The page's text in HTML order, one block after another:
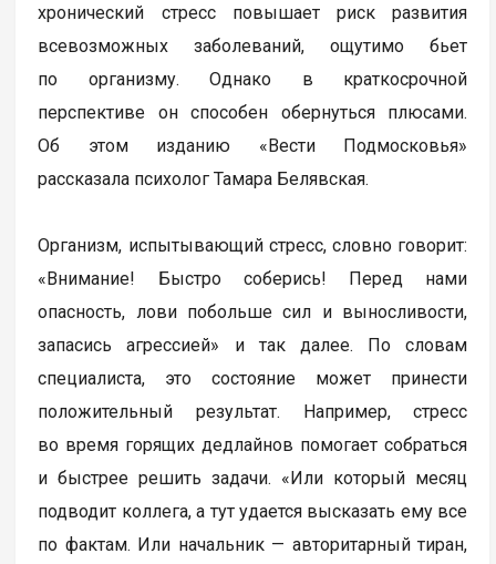
хронический стресс повышает риск развития
всевозможных заболеваний, ощутимо бьет
по организму. Однако в краткосрочной
перспективе он способен обернуться плюсами.
Об этом изданию «Вести Подмосковья»
рассказала психолог Тамара Белявская.
Организм, испытывающий стресс, словно говорит:
«Внимание! Быстро соберись! Перед нами
опасность, лови побольше сил и выносливости,
запасись агрессией» и так далее. По словам
специалиста, это состояние может принести
положительный результат. Например, стресс
во время горящих дедлайнов помогает собраться
и быстрее решить задачи. «Или который месяц
подводит коллега, а тут удается высказать ему все
по фактам. Или начальник — авторитарный тиран,